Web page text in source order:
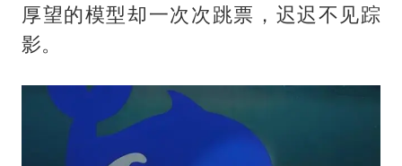
厚望的模型却一次次跳票，迟迟不见踪
影。